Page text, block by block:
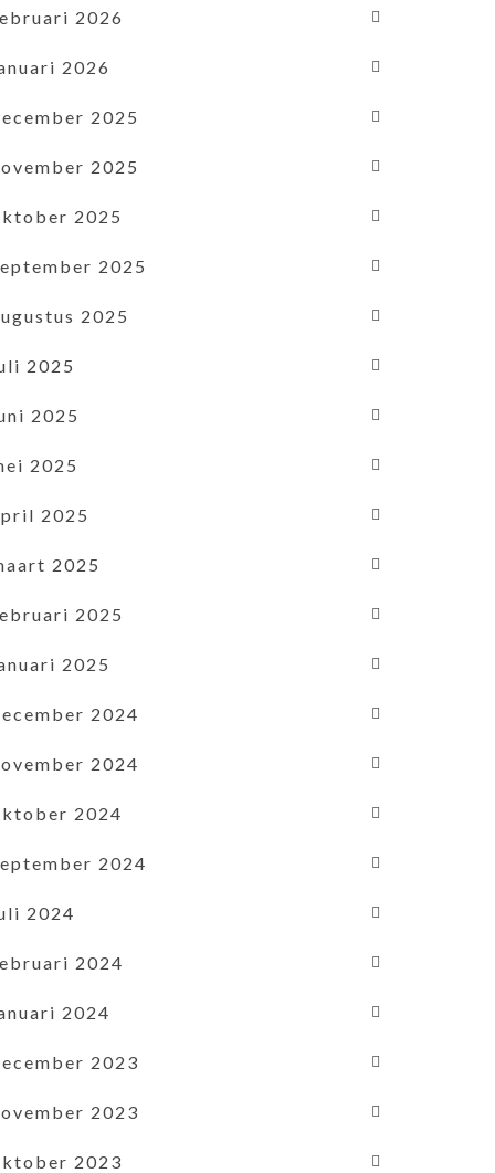
2026
2026
2025
2025
2025
2025
2025
2025
2025
2025
2025
2025
2025
2025
2024
2024
2024
2024
2024
2024
2024
2023
2023
2023